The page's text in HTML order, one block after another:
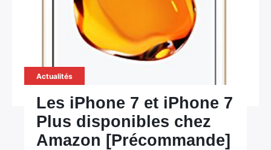
Actualités
Les iPhone 7 et iPhone 7
Plus disponibles chez
Amazon [Précommande]